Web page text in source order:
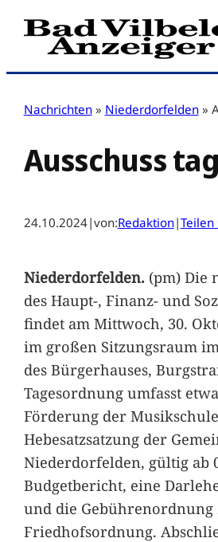
Zum
Inhalt
Nachrichten » Niederdorfelden »
Ausschuss
24.10.2024|von:Redaktion|
Niederdorfelden.(pm) Die
des Haupt-, Finanz- und
findet am Mittwoch, 30.
im großen Sitzungsraum
des Bürgerhauses,
Tagesordnung umfasst
Förderung der
Hebesatzsatzung der
Niederdorfelden, gültig ab
Budgetbericht, eine
und die Gebührenordnung
Friedhofsordnung.